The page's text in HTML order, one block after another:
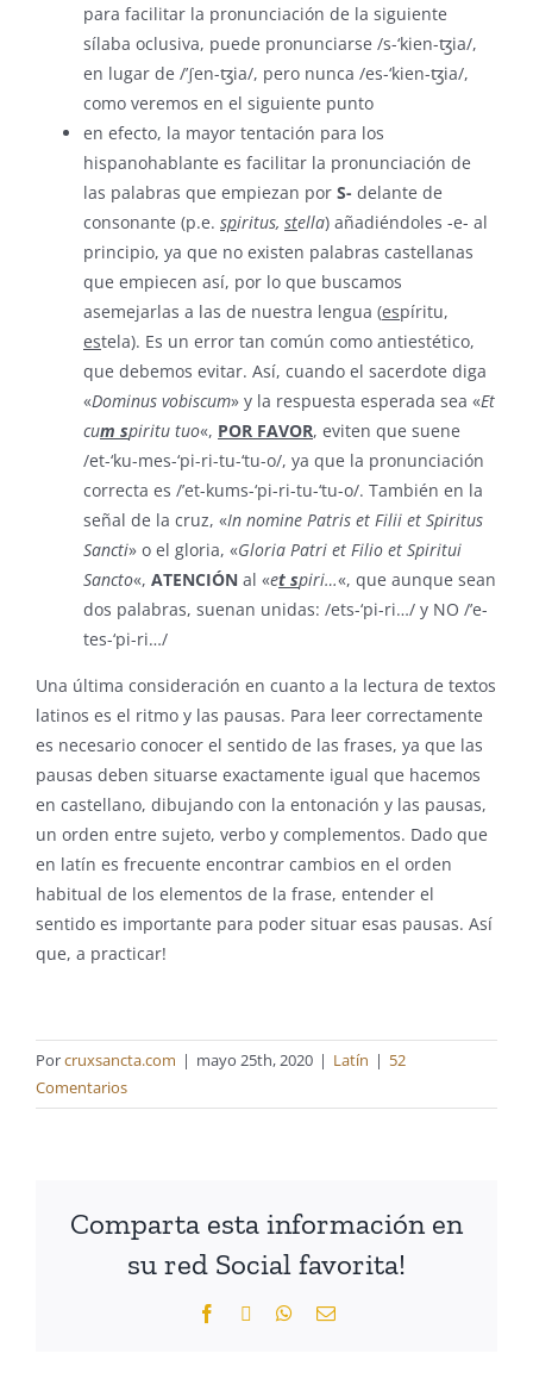
para facilitar la pronunciación de la siguiente
sílaba oclusiva, puede pronunciarse /s-‘kien-ꜩia/,
en lugar de /’ʃen-ꜩia/, pero nunca /es-‘kien-ꜩia/,
como veremos en el siguiente punto
en efecto, la mayor tentación para los
hispanohablante es facilitar la pronunciación de
las palabras que empiezan por S- delante de
consonante (p.e. spiritus, stella) añadiéndoles -e- al
principio, ya que no existen palabras castellanas
que empiecen así, por lo que buscamos
asemejarlas a las de nuestra lengua (espíritu,
estela). Es un error tan común como antiestético,
que debemos evitar. Así, cuando el sacerdote diga
«Dominus vobiscum» y la respuesta esperada sea «Et
cum spiritu tuo«, POR FAVOR, eviten que suene
/et-‘ku-mes-‘pi-ri-tu-‘tu-o/, ya que la pronunciación
correcta es /’et-kums-‘pi-ri-tu-‘tu-o/. También en la
señal de la cruz, «In nomine Patris et Filii et Spiritus
Sancti» o el gloria, «Gloria Patri et Filio et Spiritui
Sancto«, ATENCIÓN al «et spiri…«, que aunque sean
dos palabras, suenan unidas: /ets-‘pi-ri…/ y NO /’e-
tes-‘pi-ri…/
Una última consideración en cuanto a la lectura de textos
latinos es el ritmo y las pausas. Para leer correctamente
es necesario conocer el sentido de las frases, ya que las
pausas deben situarse exactamente igual que hacemos
en castellano, dibujando con la entonación y las pausas,
un orden entre sujeto, verbo y complementos. Dado que
en latín es frecuente encontrar cambios en el orden
habitual de los elementos de la frase, entender el
sentido es importante para poder situar esas pausas. Así
que, a practicar!
Porcruxsancta.com | mayo 25th, 2020 | Latín | 52
Comentarios
Comparta esta información en
su red Social favorita!
FacebookWhatsApp
Correo